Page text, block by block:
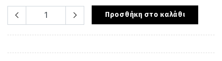
Προσθήκη στο καλάθι